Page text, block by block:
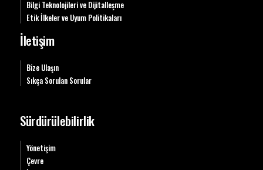
Bilgi Teknolojileri ve Dijitalleşme
Etik İlkeler ve Uyum Politikaları
İletişim
Bize Ulaşın
Sıkça Sorulan Sorular
Sürdürülebilirlik
Yönetişim
Çevre